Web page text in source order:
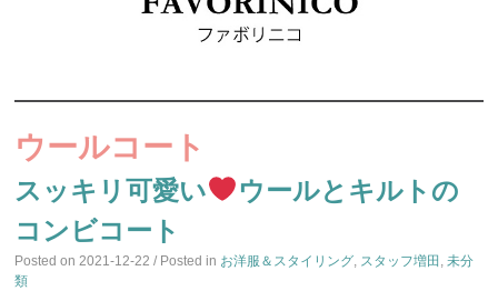
TO
CONTENT
ウールコート
スッキリ可愛い
ウールとキルトの
コンビコート
Posted on2021-12-22 / Posted in お洋服＆スタイリング, スタッフ増田 ,未分
類